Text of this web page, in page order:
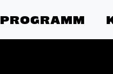
PROGRAMM